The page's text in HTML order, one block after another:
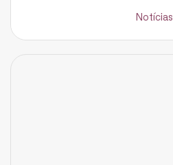
Notícias
CADASTRE-SE